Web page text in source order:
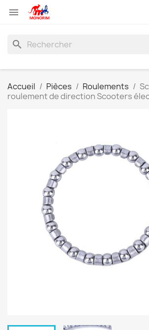

search
Accueil Pièces Roulements
roulement de direction Scooters